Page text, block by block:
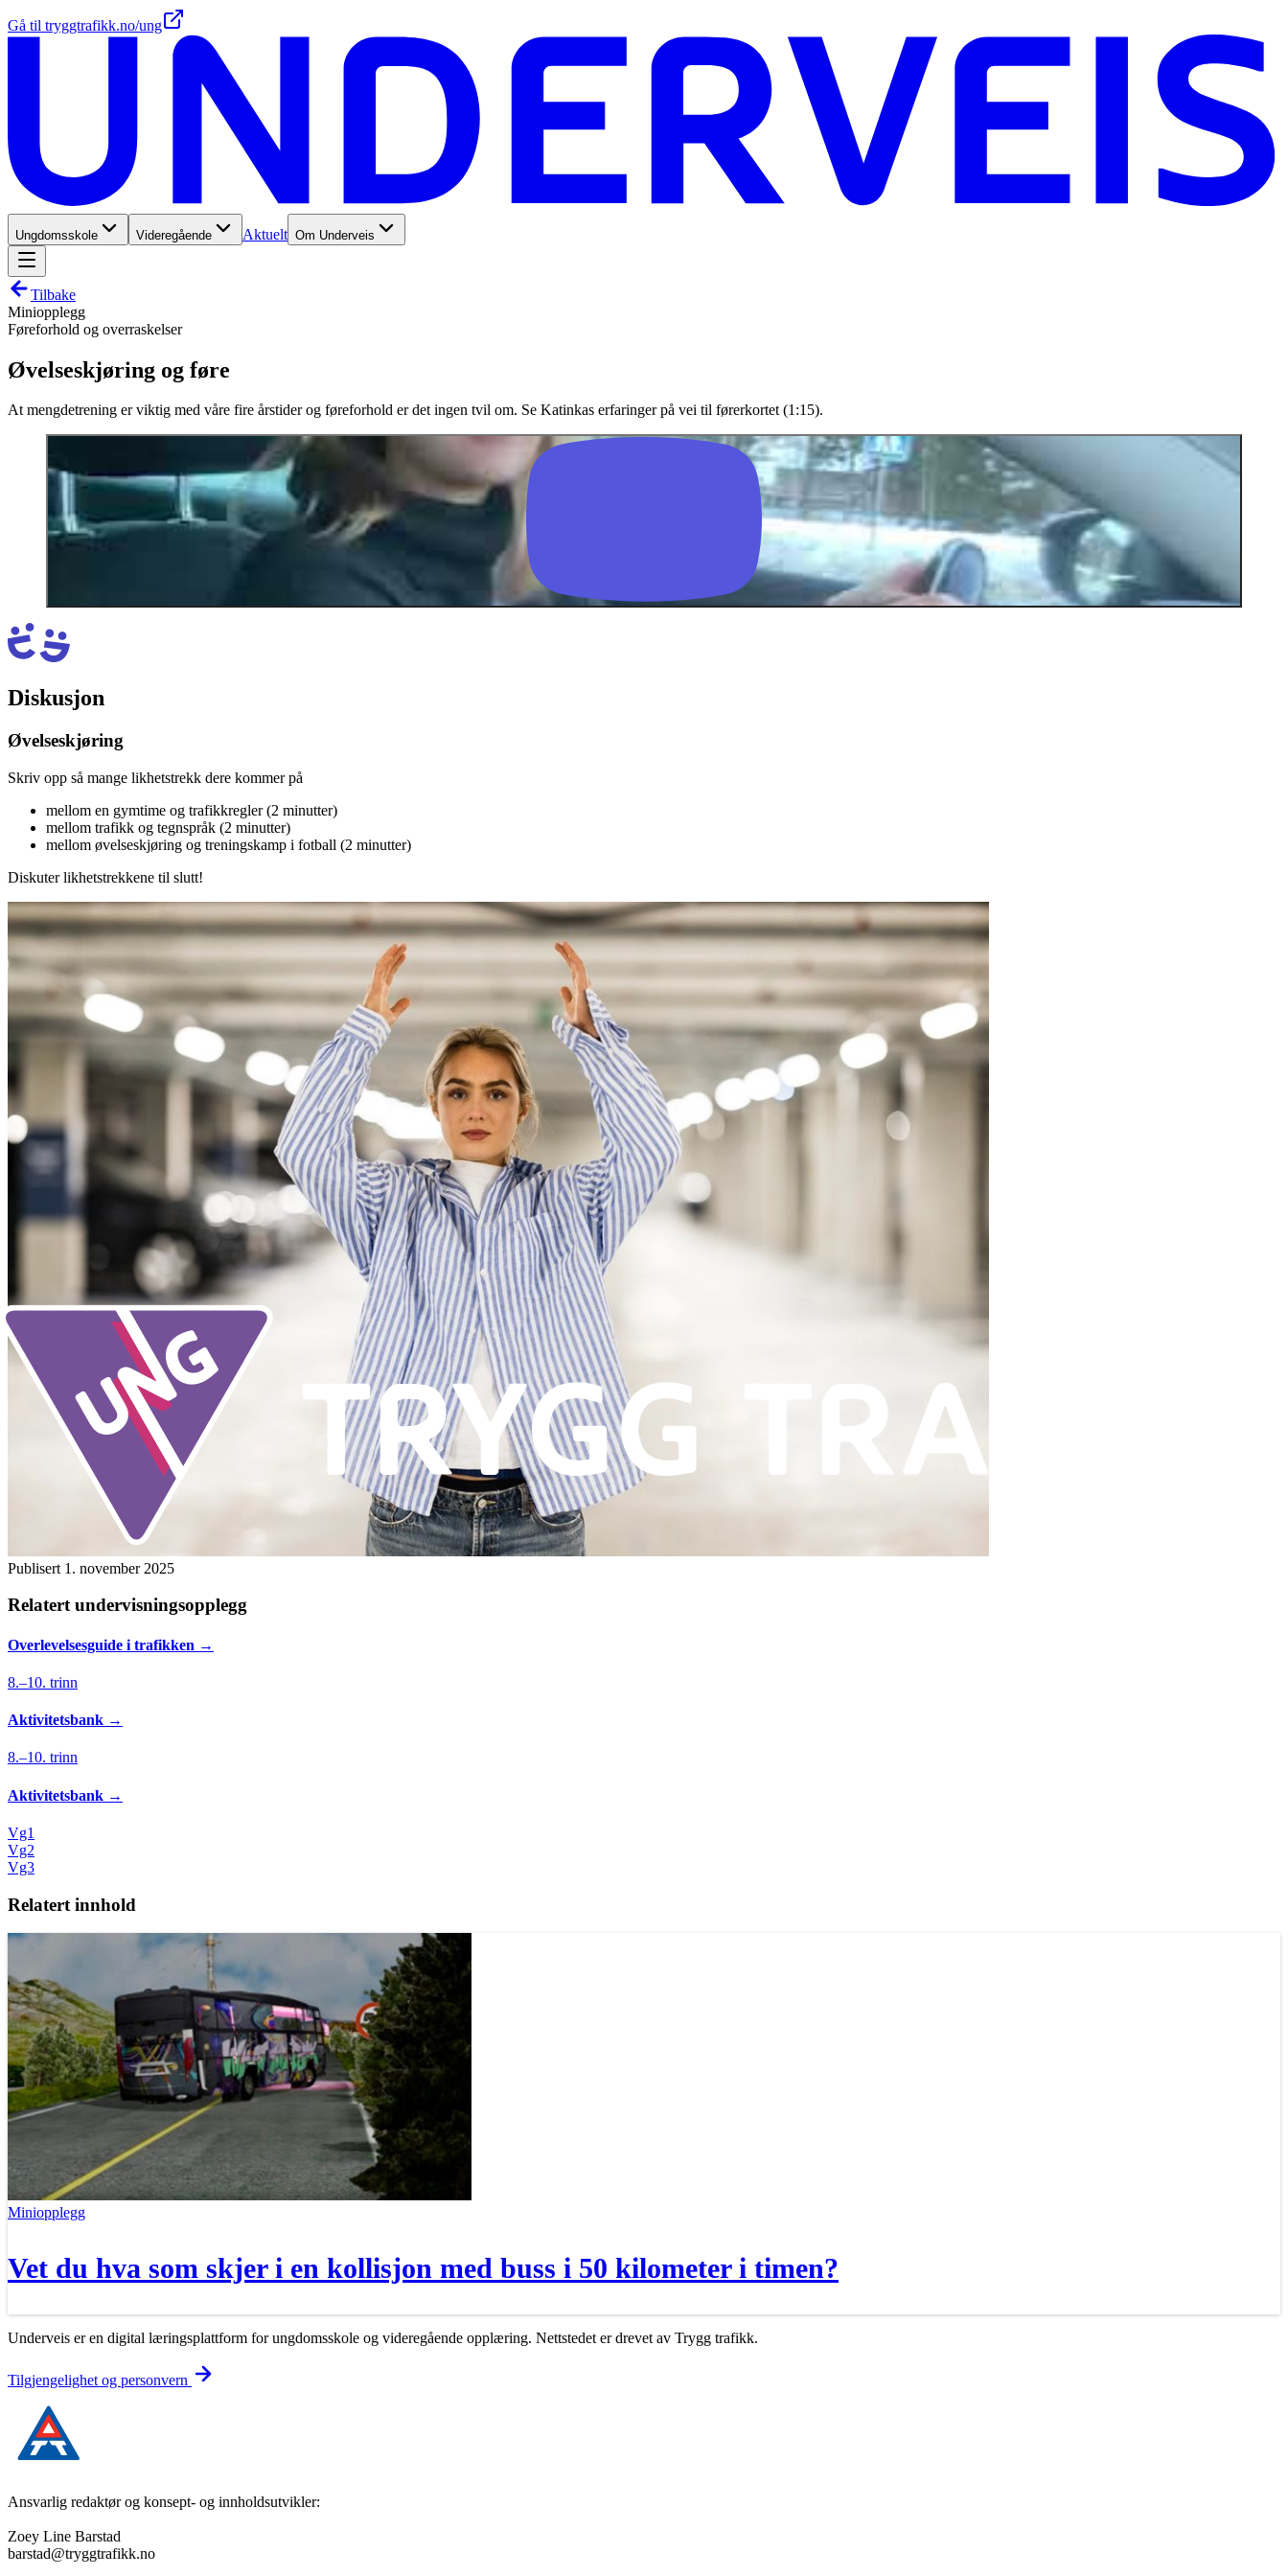
Gå til tryggtrafikk.no/ung
Ungdomsskole Videregående Aktuelt Om Underveis
Tilbake
Miniopplegg
Føreforhold og overraskelser
Øvelseskjøring og føre
At mengdetrening er viktig med våre fire årstider og føreforhold er det ingen tvil om. Se Katinkas erfaringer på vei til førerkortet (1:15).
Diskusjon
Øvelseskjøring
Skriv opp så mange likhetstrekk dere kommer på
mellom en gymtime og trafikkregler (2 minutter)
mellom trafikk og tegnspråk (2 minutter)
mellom øvelseskjøring og treningskamp i fotball (2 minutter)
Diskuter likhetstrekkene til slutt!
Publisert 1. november 2025
Relatert undervisningsopplegg
Overlevelses­guide i trafikken →
8.–10. trinn
Aktivitetsbank →
8.–10. trinn
Aktivitetsbank →
Vg1
Vg2
Vg3
Relatert innhold
Miniopplegg
Vet du hva som skjer i en kollisjon med buss i 50 kilometer i timen?
Underveis er en digital læringsplattform for ungdomsskole og videregående opplæring. Nettstedet er drevet av Trygg trafikk.
Tilgjengelighet og personvern
Ansvarlig redaktør og konsept- og innholdsutvikler:
Zoey Line Barstad
barstad@tryggtrafikk.no